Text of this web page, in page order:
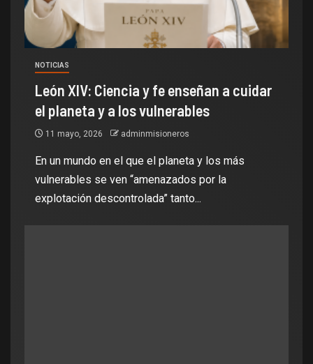
NOTICIAS
León XIV: Ciencia y fe enseñan a cuidar
el planeta y a los vulnerables
11 mayo, 2026 adminmisioneros
En un mundo en el que el planeta y los más
vulnerables se ven “amenazados por la
explotación descontrolada” tanto...